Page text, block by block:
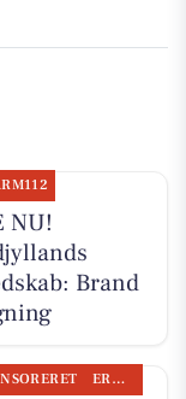
NU!
Brand
ERHVERV